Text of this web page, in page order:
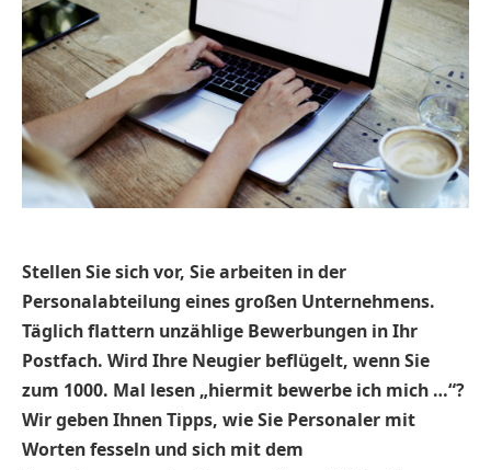
Stellen Sie sich vor, Sie arbeiten in der
Personalabteilung eines großen Unternehmens.
Täglich flattern unzählige Bewerbungen in Ihr
Postfach. Wird Ihre Neugier beflügelt, wenn Sie
zum 1000. Mal lesen „hiermit bewerbe ich mich …“?
Wir geben Ihnen Tipps, wie Sie Personaler mit
Worten fesseln und sich mit dem